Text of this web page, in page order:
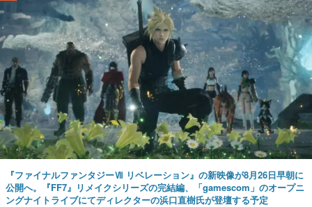
『ファイナルファンタジーⅦ リベレーション』の新映像が8月26日早朝に
公開へ。『FF7』リメイクシリーズの完結編、「gamescom」のオープニ
ングナイトライブにてディレクターの浜口直樹氏が登壇する予定